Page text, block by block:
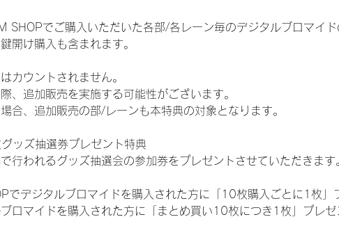
SHOPでご購入いただいた各部/各レーン毎のデジタルブロマイ
開け購入も含まれます。
カウントされません。
、追加販売を実施する可能性がございます。
合、追加販売の部/レーンも本特典の対象となります。
ッズ抽選券プレゼント特典
行われるグッズ抽選会の参加券をプレゼントさせていただきます
でデジタルブロマイドを購入された方に「10枚購入ごとに1枚」
ロマイドを購入された方に「まとめ買い10枚につき1枚」プレゼ